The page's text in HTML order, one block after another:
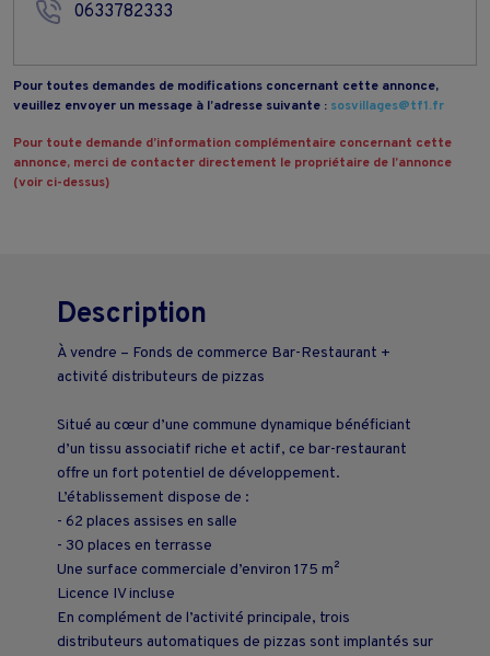
0633782333
Pour toutes demandes de modifications concernant cette annonce,
veuillez envoyer un message à l’adresse suivante : sosvillages@tf1.fr
Pour toute demande d’information complémentaire concernant cette
annonce, merci de contacter directement le propriétaire de l’annonce
(voir ci-dessus)
Description
À vendre – Fonds de commerce Bar-Restaurant +
activité distributeurs de pizzas
Situé au cœur d’une commune dynamique bénéficiant
d’un tissu associatif riche et actif, ce bar-restaurant
offre un fort potentiel de développement.
L’établissement dispose de :
- 62 places assises en salle
- 30 places en terrasse
Une surface commerciale d’environ 175 m²
Licence IV incluse
En complément de l’activité principale, trois
distributeurs automatiques de pizzas sont implantés sur